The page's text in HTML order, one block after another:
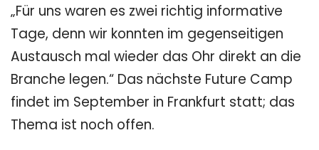
„Für uns waren es zwei richtig informative
Tage, denn wir konnten im gegenseitigen
Austausch mal wieder das Ohr direkt an die
Branche legen.“ Das nächste Future Camp
findet im September in Frankfurt statt; das
Thema ist noch offen.